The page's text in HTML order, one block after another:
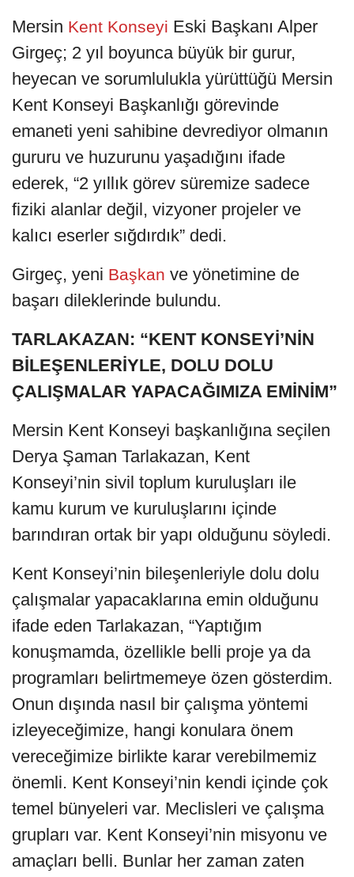
Mersin Kent Konseyi Eski Başkanı Alper
Girgeç; 2 yıl boyunca büyük bir gurur,
heyecan ve sorumlulukla yürüttüğü Mersin
Kent Konseyi Başkanlığı görevinde
emaneti yeni sahibine devrediyor olmanın
gururu ve huzurunu yaşadığını ifade
ederek, “2 yıllık görev süremize sadece
fiziki alanlar değil, vizyoner projeler ve
kalıcı eserler sığdırdık” dedi.
Girgeç, yeni Başkan ve yönetimine de
başarı dileklerinde bulundu.
TARLAKAZAN: “KENT KONSEYİ’NİN
BİLEŞENLERİYLE, DOLU DOLU
ÇALIŞMALAR YAPACAĞIMIZA EMİNİM”
Mersin Kent Konseyi başkanlığına seçilen
Derya Şaman Tarlakazan, Kent
Konseyi’nin sivil toplum kuruluşları ile
kamu kurum ve kuruluşlarını içinde
barındıran ortak bir yapı olduğunu söyledi.
Kent Konseyi’nin bileşenleriyle dolu dolu
çalışmalar yapacaklarına emin olduğunu
ifade eden Tarlakazan, “Yaptığım
konuşmamda, özellikle belli proje ya da
programları belirtmemeye özen gösterdim.
Onun dışında nasıl bir çalışma yöntemi
izleyeceğimize, hangi konulara önem
vereceğimize birlikte karar verebilmemiz
önemli. Kent Konseyi’nin kendi içinde çok
temel bünyeleri var. Meclisleri ve çalışma
grupları var. Kent Konseyi’nin misyonu ve
amaçları belli. Bunlar her zaman zaten